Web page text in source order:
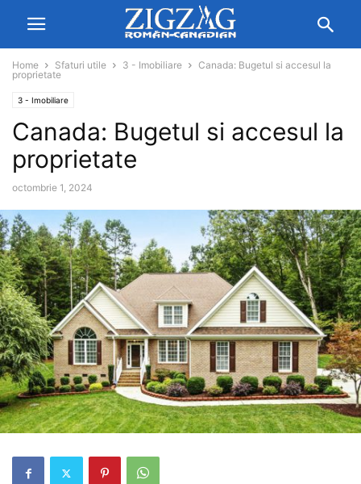
Home Sfaturi utile 3 - Imobiliare
Canada: Bugetul si accesul la
proprietate
3 - Imobiliare
Canada: Bugetul si accesul la
proprietate
octombrie 1, 2024